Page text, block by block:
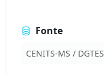
Fonte
CENITS-MS / DGTES